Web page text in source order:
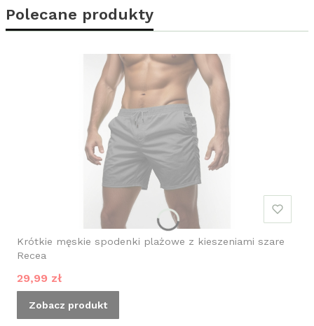
Polecane produkty
Krótkie męskie spodenki plażowe z kieszeniami szare
Recea
Cena promocyjna
29,99 zł
Zobacz produkt